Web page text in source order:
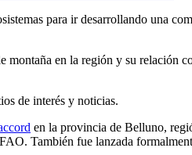
para ir desarrollando una
en la región y su relación
de interés y noticias.
en la provincia de Belluno,
También fue lanzada